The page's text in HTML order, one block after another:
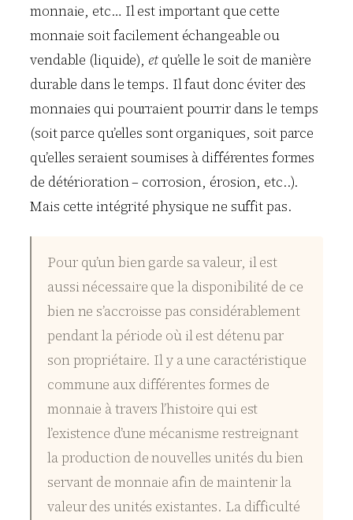
monnaie, etc… Il est important que cette
monnaie soit facilement échangeable ou
vendable (liquide), etqu’elle le soit de manière
durable dans le temps. Il faut donc éviter des
monnaies qui pourraient pourrir dans le temps
(soit parce qu’elles sont organiques, soit parce
qu’elles seraient soumises à différentes formes
de détérioration – corrosion, érosion, etc..).
Mais cette intégrité physique ne suffit pas.
Pour qu’un bien garde sa valeur, il est
aussi nécessaire que la disponibilité de ce
bien ne s’accroisse pas considérablement
pendant la période où il est détenu par
son propriétaire. Il y a une caractéristique
commune aux différentes formes de
monnaie à travers l’histoire qui est
l’existence d’une mécanisme restreignant
la production de nouvelles unités du bien
servant de monnaie afin de maintenir la
valeur des unités existantes. La difficulté